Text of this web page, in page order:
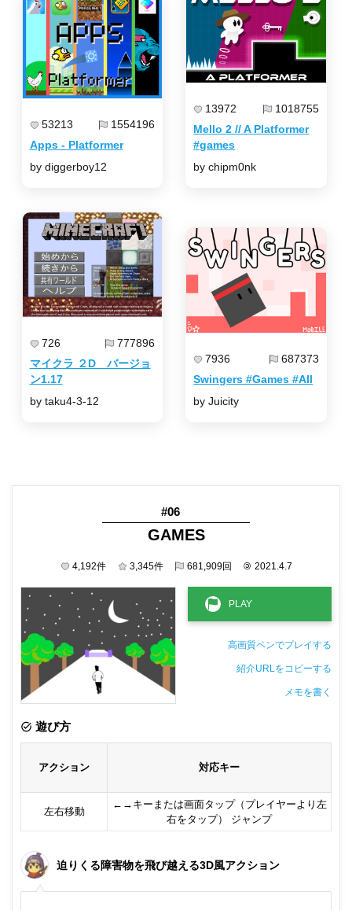
53213 1554196
Apps - Platformer
by diggerboy12
13972 1018755
Mello 2 // A Platformer
#games
by chipm0nk
726 777896
マイクラ ２D バージョ
ン1.17
by taku4-3-12
7936 687373
Swingers #Games #All
by Juicity
#06
GAMES
4,192件 3,345件 681,909回 © 2021.4.7
高画質ペンでプレイする
紹介URLをコピーする
メモを書く
遊び方
アクション 対応キー
左右移動
←→キーまたは画面タップ（プレイヤーより左
右をタップ） ジャンプ
迫りくる障害物を飛び越える3D風アクション